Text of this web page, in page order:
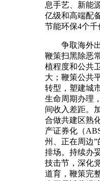
息手艺、新能
亿级和高端配
节能环保4个千
争取海外出
鞭策扫黑除恶
植程度和公共
大；鞭策公共
转型，塑建城
生命周期办理
间收入差距。
合做共建区熟
产证券化（
州、正在周边
排场。持续办
技击节，深化
道育，鞭策完